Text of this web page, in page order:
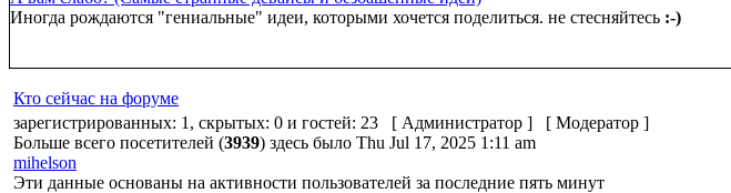
Иногда рождаются "гениальные" идеи, которыми хочется поделиться. не стесняйтесь :-)
Кто сейчас на форуме
зарегистрированных: 1, скрытых: 0 и гостей: 23 [ Администратор ] [ Модератор ]
Больше всего посетителей (3939) здесь было Thu Jul 17, 2025 1:11 am
mihelson
Эти данные основаны на активности пользователей за последние пять минут